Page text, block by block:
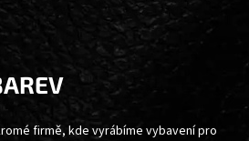
firmě, kde vyrábíme vybavení pro